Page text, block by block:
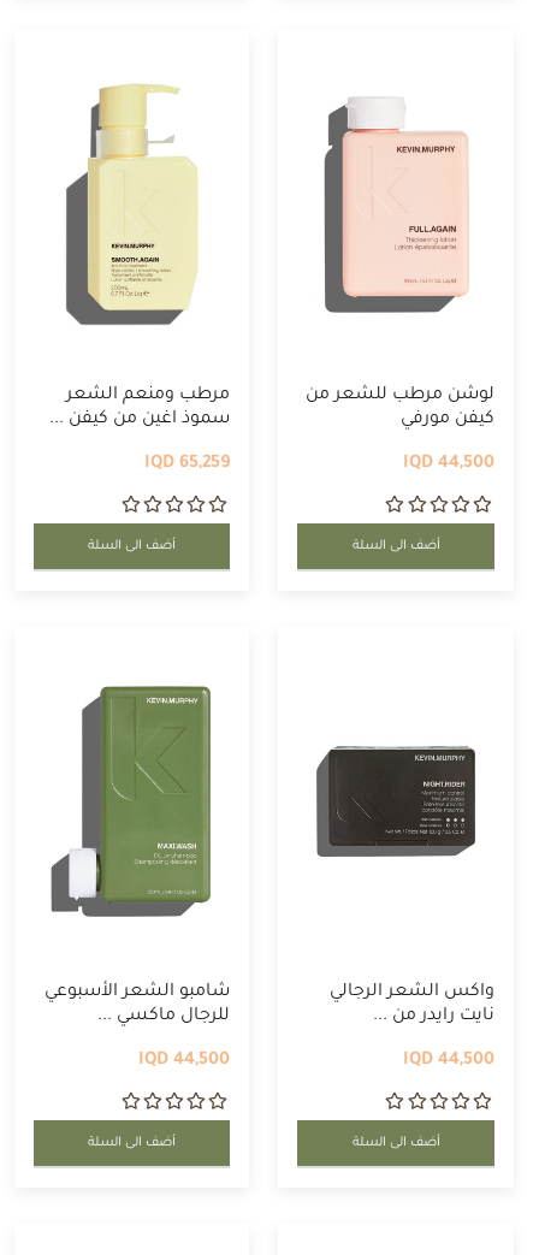
لوشن مرطب للشعر من
كيفن مورفي
44,500 IQD
أضف الى السلة
مرطب ومنعم الشعر
سموذ اغين من كيفن ...
65,259 IQD
أضف الى السلة
واكس الشعر الرجالي
نايت رايدر من ...
44,500 IQD
أضف الى السلة
شامبو الشعر الأسبوعي
للرجال ماكسي ...
44,500 IQD
أضف الى السلة